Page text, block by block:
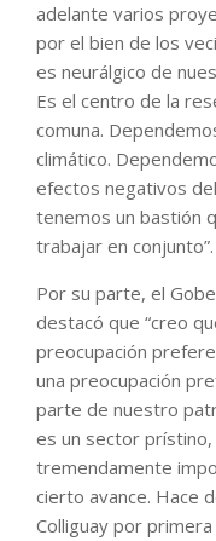
adelante varios
por el bien de los
es neurálgico de
Es el centro de la
comuna.
climático.
efectos negativos
tenemos un bastión
trabajar en conjunto”.
Por su parte, el
destacó que “creo
preocupación
una preocupación
parte de nuestro
es un sector
tremendamente
cierto avance. Hace
Colliguay por